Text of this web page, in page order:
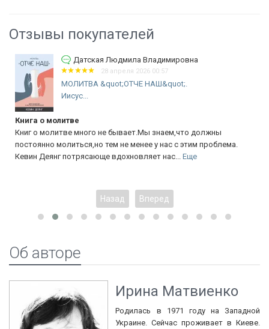
Отзывы покупателей
Датская Людмила Владимировна
28 апреля 2026 00:57
МОЛИТВА &quot;ОТЧЕ НАШ&quot;.
Иисус...
Книга о молитве
Книг о молитве много не бывает.Мы знаем,что должны
постоянно молиться,но тем не менее у нас с этим проблема.
Кевин Деянг потрясающе вдохновляет нас...Еще
Назад Вперед
Об авторе
Ирина Матвиенко
Родилась в 1971 году на Западной
Украине. Сейчас проживает в Киеве.